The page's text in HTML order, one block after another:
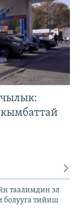
таалимдин эл
болууга тийиш